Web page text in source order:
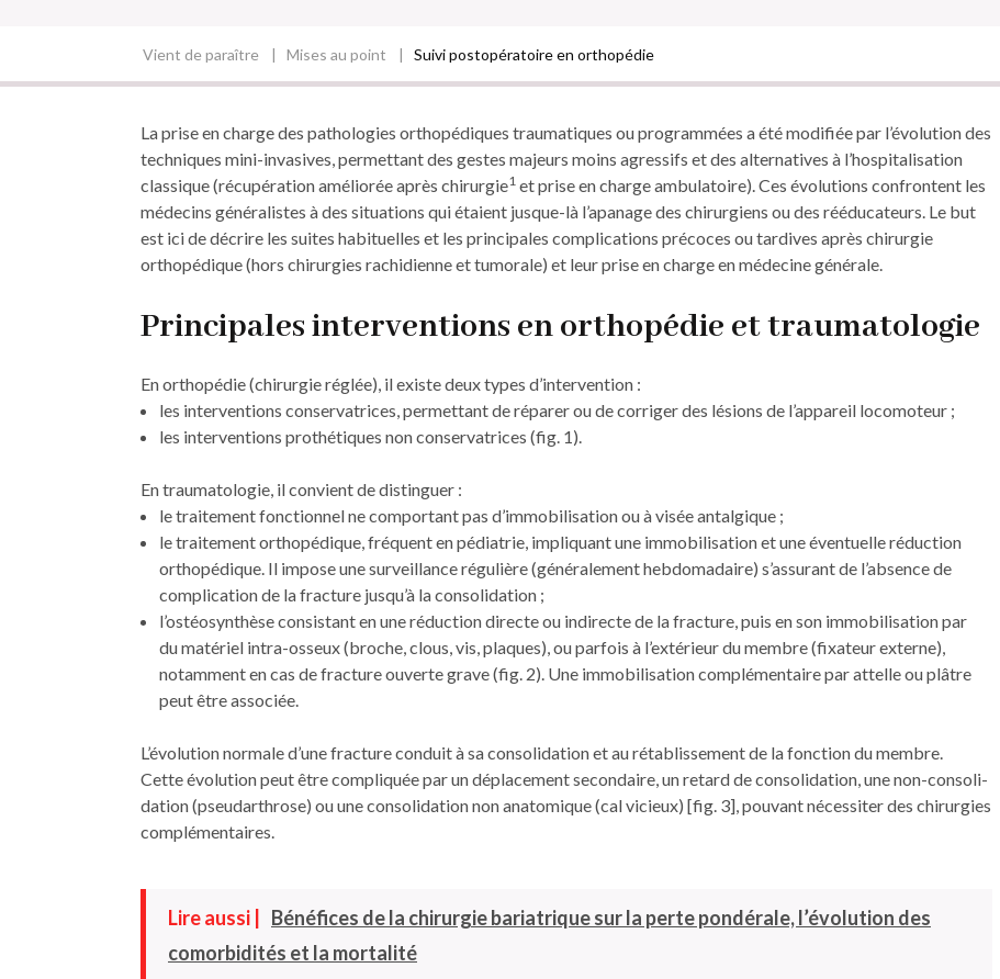
d'Ariane
Vient de paraître Mises au point Suivi postopératoire en orthopédie
La prise en charge des pathologies orthopédiques traumatiques ou programmées a été modifiée par l’évolution des
techniques mini-­invasives, permettant des gestes majeurs moins agressifs et des alternatives à l’hospitalisation
classique (récupération améliorée après chirurgie1 et prise en charge ambulatoire). Ces ­évolutions confrontent les
médecins généra­listes à des situations qui étaient jusque-là l’apanage des chirurgiens ou des rééducateurs. Le but
est ici de décrire les suites habituelles et les principales complications précoces ou tardives après chirurgie
orthopédique (hors chirurgies rachidienne et tumorale) et leur prise en charge en médecine ­générale.
Principales interventions en orthopédie et traumatologie
En orthopédie (chirurgie réglée), il existe deux types d’intervention :
les interventions conservatrices, permettant de réparer ou de corriger des ­lésions de l’appareil locomoteur ;
les interventions prothétiques non conservatrices (fig. 1).
En traumatologie, il convient de distinguer :
le traitement fonctionnel ne comportant pas d’immobilisation ou à visée ­antalgique ;
le traitement orthopédique, fréquent en pédiatrie, impliquant une immobilisation et une éventuelle réduction
orthopédique. Il impose une surveillance régulière (généralement hebdomadaire) s’assurant de l’absence de
complication de la fracture jusqu’à la consolidation ;
l’ostéosynthèse consistant en une réduc­tion directe ou indirecte de la fracture, puis en son immobilisation par
du matériel intra-osseux (broche, clous, vis, plaques), ou parfois à l’extérieur du membre (fixateur externe),
notamment en cas de fracture ouverte grave (fig. 2). Une immobilisation complémentaire par attelle ou plâtre
peut être associée.
L’évolution normale d’une fracture conduit à sa consolidation et au rétablissement de la fonction du membre.
Cette évolution peut être compliquée par un déplacement secondaire, un retard de consolidation, une non-consoli­
dation (pseudarthrose) ou une consolidation non anatomique (cal vicieux) [fig. 3], pouvant nécessiter des chirurgies
complémentaires.
Lire aussi |
Bénéfices de la chirurgie bariatrique sur la perte pondérale, l’évolution des
comorbidités et la mortalité